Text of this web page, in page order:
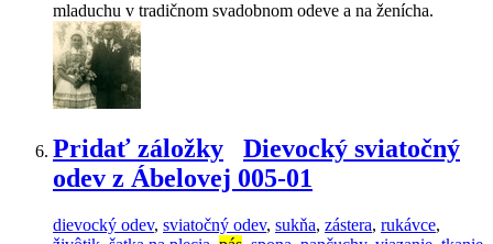
mladuchu v tradičnom svadobnom odeve a na ženícha.
Pridať záložky
Dievocký sviatočný
odev z Ábelovej 005-01
dievocký odev, sviatočný odev, sukňa, zástera, rukávce,